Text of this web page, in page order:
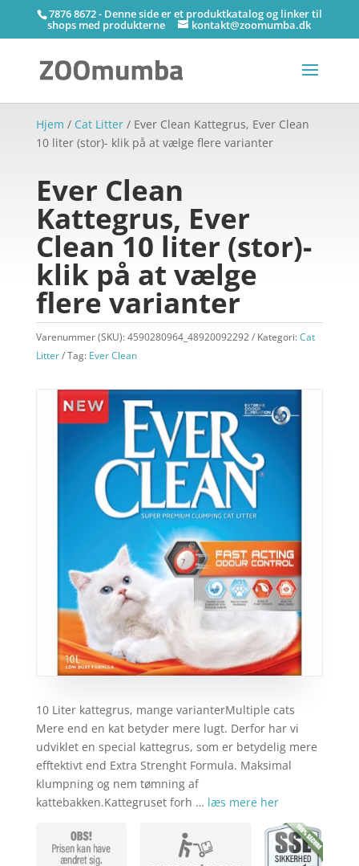
7876 8672 - Denne side er et produktkatalog og linker til
shops med produkterne kontakt@zoomumba.dk
Hjem / Cat Litter/ Ever Clean Kattegrus, Ever Clean
10 liter (stor)- klik på at vælge flere varianter
Ever Clean
Kattegrus, Ever
Clean 10 liter (stor)-
klik på at vælge
flere varianter
Varenummer (SKU):4590280964_48920092292 Kategori:Cat
Litter
Tag: Ever Clean
10 Liter kattegrus, mange varianterMultiple cats
Mere end en kat betyder mere lugt. Derfor har vi
udviklet en special kattegrus, som er betydelig mere
efftektivt end Extra Strenght Formula. Maksimal
klumpning og nem tømning af
kattebakken.Kattegruset forh … læs mere her